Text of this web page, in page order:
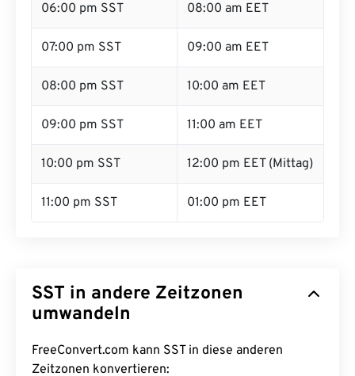
06:00 pm SST 08:00 am EET
07:00 pm SST 09:00 am EET
08:00 pm SST 10:00 am EET
09:00 pm SST 11:00 am EET
10:00 pm SST 12:00 pm EET (Mittag)
11:00 pm SST 01:00 pm EET
SST in andere Zeitzonen
umwandeln
FreeConvert.com kann SST in diese anderen
Zeitzonen konvertieren: